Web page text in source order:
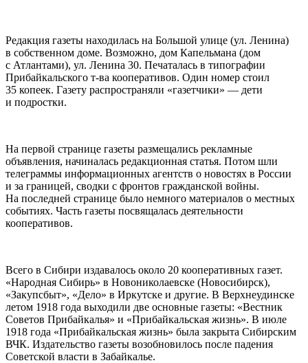
Редакция газеты находилась на Большой улице (ул. Ленина)
в собственном доме. Возможно, дом Капельмана (дом
с Атлантами), ул. Ленина 30. Печаталась в типографии
Прибайкальского т-ва кооперативов. Один номер стоил
35 копеек. Газету распространяли «газетчики» — дети
и подростки.
На первой странице газеты размещались рекламные
объявления, начиналась редакционная статья. Потом шли
телеграммы информационных агентств о новостях в России
и за границей, сводки с фронтов гражданской войны.
На последней странице было немного материалов о местных
событиях. Часть газеты посвящалась деятельности
кооперативов.
Всего в Сибири издавалось около 20 кооперативных газет.
«Народная Сибирь» в Новониколаевске (Новосибирск),
«Закупсбыт», «Дело» в Иркутске и другие. В Верхнеудинске
летом 1918 года выходили две основные газеты: «Вестник
Советов Прибайкалья» и «Прибайкальская жизнь». В июле
1918 года «Прибайкальская жизнь» была закрыта Сибирским
ВЧК. Издательство газеты возобновилось после падения
Советской власти в Забайкалье.